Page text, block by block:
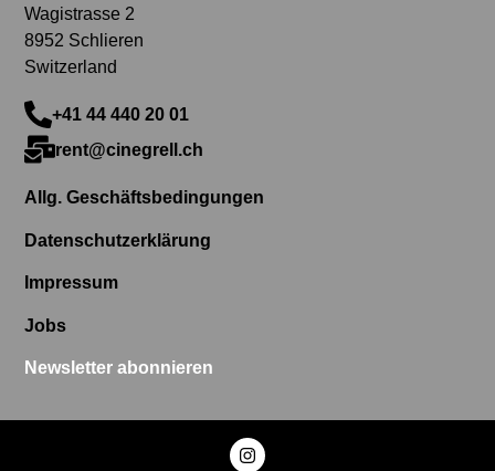
Wagistrasse 2
8952 Schlieren
Switzerland
+41 44 440 20 01
rent@cinegrell.ch
Allg. Geschäftsbedingungen
Datenschutzerklärung
Impressum
Jobs
Newsletter abonnieren